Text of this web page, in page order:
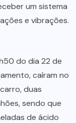
um sistema
e vibrações.
do dia 22 de
caíram no
duas
sendo que
de ácido